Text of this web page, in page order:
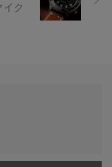
ク